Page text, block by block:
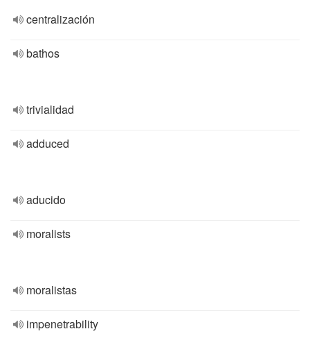
centralización
bathos
trivialidad
adduced
aducido
moralists
moralistas
impenetrability